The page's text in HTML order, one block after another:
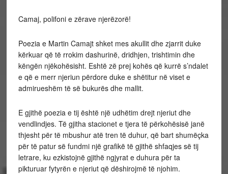
Camaj, polifoni e zërave njerëzorë!
Poezia e Martin Camajt shket mes akullit dhe zjarrit duke
kërkuar që të rrokim dashurinë, dridhjen, trishtimin dhe
këngën njëkohësisht. Eshtë zë prej kohës që kurrë s’ndalet
e që e merr njeriun përdore duke e shëtitur në viset e
admirueshëm të së bukurës dhe mallit.
E gjithë poezia e tij është një udhëtim drejt njeriut dhe
vendlindjes. Të gjitha stacionet e tjera të përkohësisë janë
thjesht për të mbushur atë tren të duhur, që bart shumëçka
për të patur së fundmi një grafikë të gjithë shfaqjes së tij
letrare, ku ezkistojnë gjithë ngjyrat e duhura për ta
pikturuar fytyrën e njeriut që dëshirojmë të njohim.